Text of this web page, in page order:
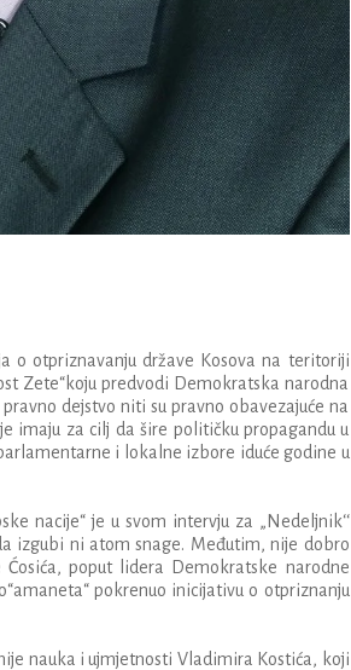
o otpriznavanju države Kosova na teritoriji
Zete“koju predvodi Demokratska narodna
dejstvo niti su pravno obavezajuće na
imaju za cilj da šire političku propagandu u
i lokalne izbore iduće godine u
nacije“je u svom intervju za „Nedeljnik‘‘
izgubi ni atom snage. Međutim,nije dobro
Ćosića ,poput lidera Demokratske narodne
“amaneta“pokrenuo inicijativu o otpriznanju
nauka i ujmjetnosti Vladimira Kostića , koji